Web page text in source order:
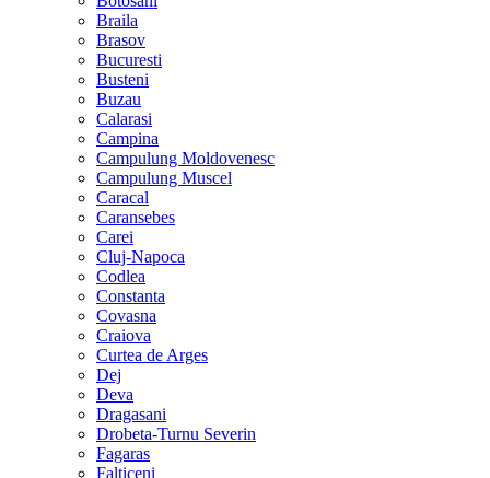
Braila
Brasov
Bucuresti
Busteni
Buzau
Calarasi
Campina
Campulung Moldovenesc
Campulung Muscel
Caracal
Caransebes
Carei
Cluj-Napoca
Codlea
Constanta
Covasna
Craiova
Curtea de Arges
Dej
Deva
Dragasani
Drobeta-Turnu Severin
Fagaras
Falticeni